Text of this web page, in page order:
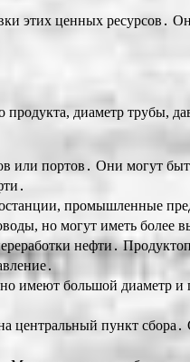
этих ценных ресурсов․
диаметр трубы,
или портов․ Они могут
промышленные
но могут иметь более
нефти․
имеют большой диаметр и
центральный пункт